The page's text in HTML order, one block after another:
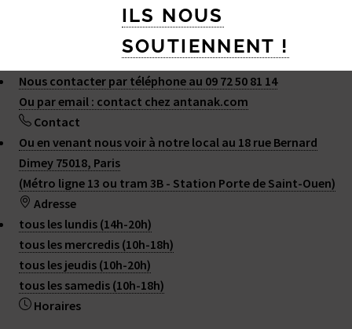
ILS NOUS
SOUTIENNENT !
Les organismes qui nous soutiennent
2015 - 2026 ANTANAK
Plan du site|Contact|RSS 2.0
Nous contacter par téléphone au 09 72 50 81 14
Ou par email : contact chez antanak.com
Contact
Ou en venant nous voir à notre local au 18 rue Bernard
Dimey 75018, Paris
(Métro ligne 13 ou tram 3B - Station Porte de Saint-Ouen)
Adresse
tous les lundis (14h-20h)
tous les mercredis (10h-18h)
tous les jeudis (10h-20h)
tous les samedis (10h-18h)
Horaires